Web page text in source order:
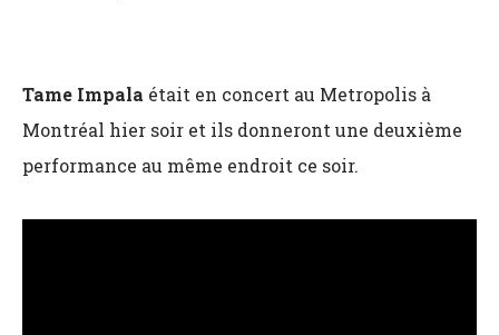
Tame Impala était en concert au Metropolis à
Montréal hier soir et ils donneront une deuxième
performance au même endroit ce soir.